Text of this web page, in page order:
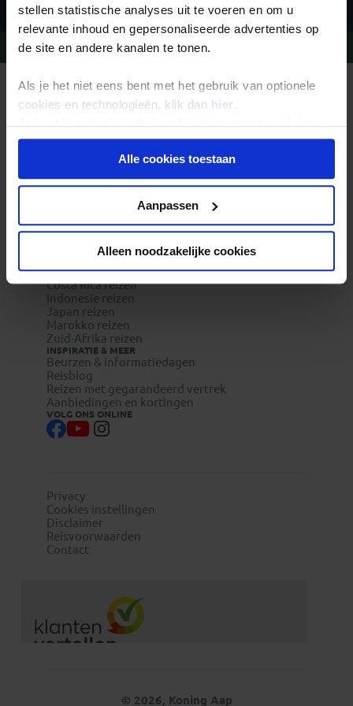
stellen statistische analyses uit te voeren en om u
relevante inhoud en gepersonaliseerde advertenties op
de site en andere kanalen te tonen.
Als je het niet eens bent met het gebruik van optionele
cookies en technologieën, klik dan hier .
Je kunt je selectie in de instellingen aanpassen of deze
onder aan de pagina op elk gewenst moment voor de
toekomst wijzigen.Alle cookies toestaan
Aanpassen
Alleen noodzakelijke cookies
Vragen?Bel 09-234 13 11
REIZEN MET KONING AAP
Waarom Koning Aap?
Duurzaam toerisme
Vacatures
Veelgestelde vragen
Reisverzekeringen
Pioniersreizen
Festivalreizen
Familiereizen 6+
Vietnam reizen
Costa Rica reizen
Indonesie reizen
Japan reizen
Marokko reizen
Zuid-Afrika reizen
INSPIRATIE & MEER
Beurzen & informatiedagen
Reisblog
Reizen met gegarandeerd vertrek
Aanbiedingen en kortingen
VOLG ONS ONLINE
Privacy
Cookies instellingen
Disclaimer
Reisvoorwaarden
Contact
© 2026, Koning Aap